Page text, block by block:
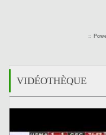
::
VIDÉOTHÈQUE